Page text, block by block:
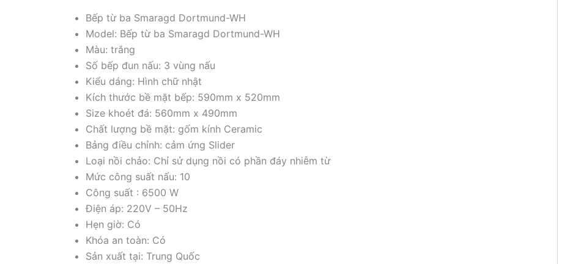
Bếp từ ba Smaragd Dortmund-WH
Model: Bếp từ ba Smaragd Dortmund-WH
Màu: trắng
Số bếp đun nấu: 3 vùng nấu
Kiểu dáng: Hình chữ nhật
Kích thước bề mặt bếp: 590mm x 520mm
Size khoét đá: 560mm x 490mm
Chất lượng bề mặt: gốm kính Ceramic
Bảng điều chỉnh: cảm ứng Slider
Loại nồi chảo: Chỉ sử dụng nồi có phần đáy nhiễm từ
Mức công suất nấu: 10
Công suất : 6500 W
Điện áp: 220V – 50Hz
Hẹn giờ: Có
Khóa an toàn: Có
Sản xuất tại: Trung Quốc